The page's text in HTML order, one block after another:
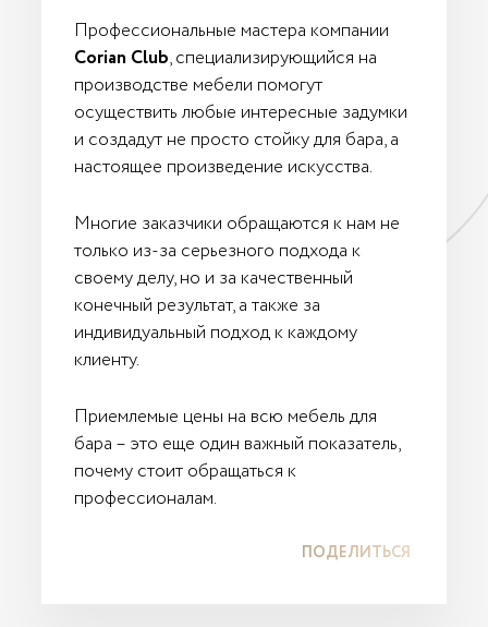
Профессиональные мастера компании
Corian Club, специализирующийся на
производстве мебели помогут
осуществить любые интересные задумки
и создадут не просто стойку для бара, а
настоящее произведение искусства.
Многие заказчики обращаются к нам не
только из-за серьезного подхода к
своему делу, но и за качественный
конечный результат, а также за
индивидуальный подход к каждому
клиенту.
Приемлемые цены на всю мебель для
бара – это еще один важный показатель,
почему стоит обращаться к
профессионалам.
ПОДЕЛИТЬСЯ